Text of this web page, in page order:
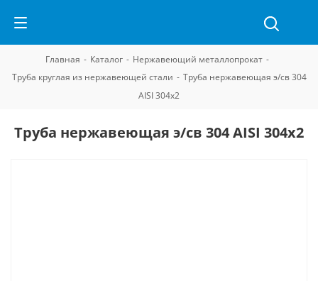
Главная - Каталог - Нержавеющий металлопрокат -
Труба круглая из нержавеющей стали - Труба нержавеющая э/св 304
AISI 304х2
Труба нержавеющая э/св 304 AISI 304х2